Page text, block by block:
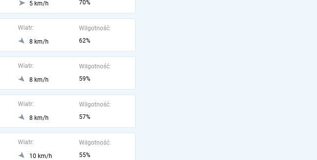
5 km/h
70%
Wiatr:
8 km/h
Wilgotność:
62%
Wiatr:
8 km/h
Wilgotność:
59%
Wiatr:
8 km/h
Wilgotność:
57%
Wiatr:
10 km/h
Wilgotność:
55%